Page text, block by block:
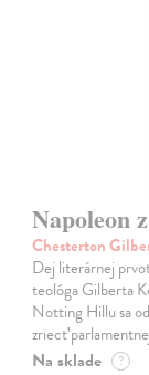
Napoleon
Chesterton
Dej literárnej
teológa Gilberta
Notting Hillu sa
zriecť
Na sklade ?